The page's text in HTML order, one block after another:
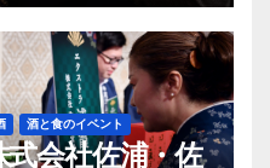
酒と食のイベント
会社佐浦・佐